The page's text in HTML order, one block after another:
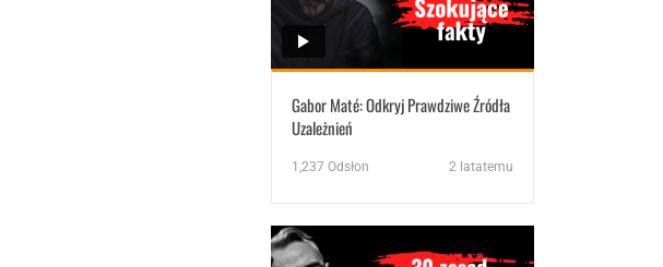
Gabor Maté: Odkryj Prawdziwe Źródła
Uzależnień
1,237 Odsłon 2 latatemu